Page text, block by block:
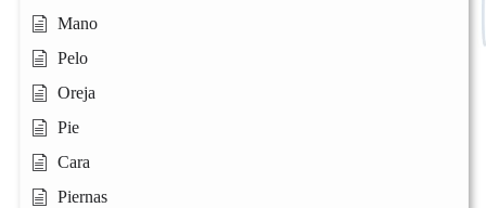
Mano
Pelo
Oreja
Pie
Cara
Piernas